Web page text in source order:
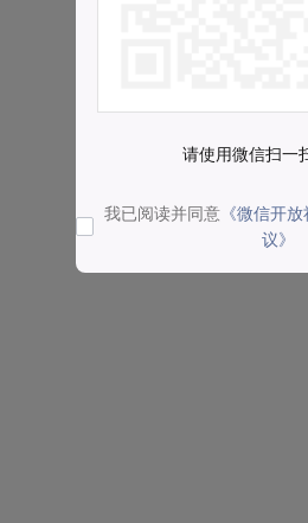
请使用微信扫一
我已阅读并同意 《微信开
议》